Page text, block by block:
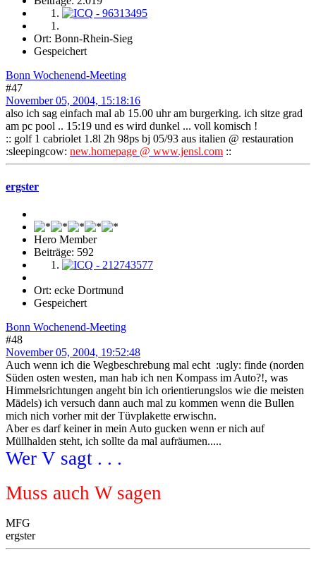
Ort: Bonn-Rhein-Sieg
Gespeichert
Bonn Wochenend-Meeting
#47
November 05, 2004, 15:18:16
also ich sag einfach mal ab 15.00 uhr am burgerking. ich sitze grad
am pc pool .. 15:19 und es wird dunkel ... voll komisch !
:: golf 1 cabriolet 1.8l 2h 98ps bj 05/93 aus italien @ restauration
:sleepingcow: new.homepage @ www.jensl.com ::
ergster
Hero Member
Beiträge: 592
Ort: ecke Dortmund
Gespeichert
Bonn Wochenend-Meeting
#48
November 05, 2004, 19:52:48
Auch wenn ich die Wegbeschrebung mal echt :ugly: finde (norden
Süden osten westen, man hab ich nen Kompass im Auto?!, was
Himmelsrichtungen angeht bin ich orientierungslos wie die meisten
Mädels) ich versuch dann auch mal zu kommen wenn die Bullen
mich nich vorher mit der Tüvplakette erwischn.
Aber es darf keiner in mein Auto gucken wenn er nich auf
Müllhalden steht, ich sollte da mal aufräumen.....
Wer V sagt . . .
Muss auch W sagen
MFG
ergster